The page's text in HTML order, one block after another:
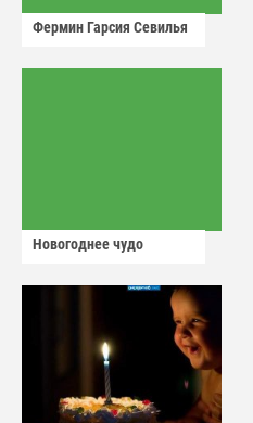
Фермин Гарсия Севилья
Новогоднее чудо